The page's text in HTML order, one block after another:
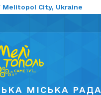
City, Ukraine
МІСЬКА РАДА